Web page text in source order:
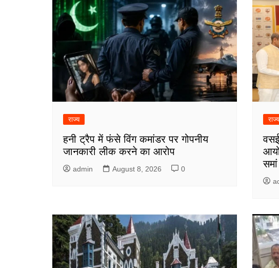
राज्य
हनी ट्रैप में फंसे विंग कमांडर पर गोपनीय
जानकारी लीक करने का आरोप
admin August 8, 2026 0
राज्य
समां